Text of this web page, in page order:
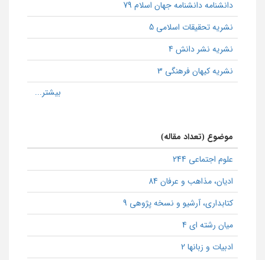
دانشنامه دانشنامه جهان اسلام 79
نشریه تحقیقات اسلامی 5
نشریه نشر دانش 4
نشریه کیهان فرهنگی 3
موضوع (تعداد مقاله)
علوم اجتماعی 244
ادیان، مذاهب و عرفان 84
كتابداری، آرشیو و نسخه پژوهی 9
میان رشته ای 4
ادبیات و زبانها 2